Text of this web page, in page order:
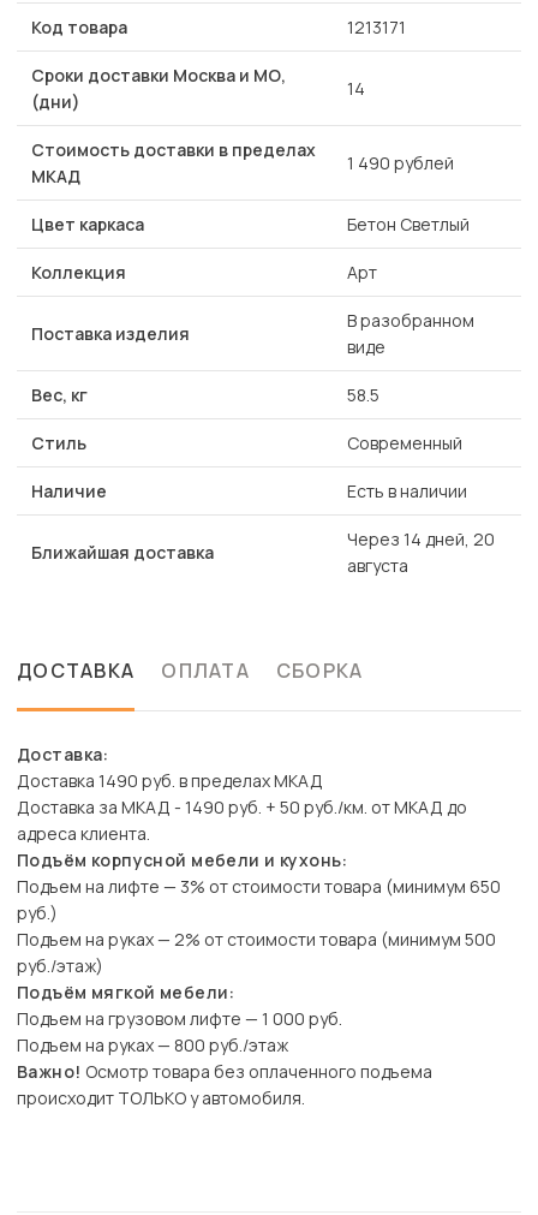
Код товара 1213171
Сроки доставки Москва и МО,
(дни)
14
Стоимость доставки в пределах
МКАД
1 490 рублей
Цвет каркаса Бетон Светлый
Коллекция Арт
Поставка изделия
В разобранном
виде
Вес, кг 58.5
Стиль Современный
Наличие Есть в наличии
Ближайшая доставка
Через 14 дней, 20
августа
ДОСТАВКА ОПЛАТА СБОРКА
Доставка:
Доставка 1490 руб. в пределах МКАД
Доставка за МКАД - 1490 руб. + 50 руб./км. от МКАД до
адреса клиента.
Подъём корпусной мебели и кухонь:
Подъем на лифте — 3% от стоимости товара (минимум 650
руб.)
Подъем на руках — 2% от стоимости товара (минимум 500
руб./этаж)
Подъём мягкой мебели:
Подъем на грузовом лифте — 1 000 руб.
Подъем на руках — 800 руб./этаж
Важно! Осмотр товара без оплаченного подъема
происходит ТОЛЬКО у автомобиля.